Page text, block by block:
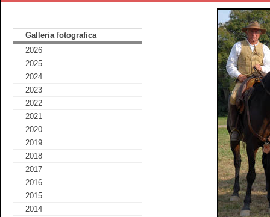
Galleria fotografica
2026
2025
2024
2023
2022
2021
2020
2019
2018
2017
2016
2015
2014